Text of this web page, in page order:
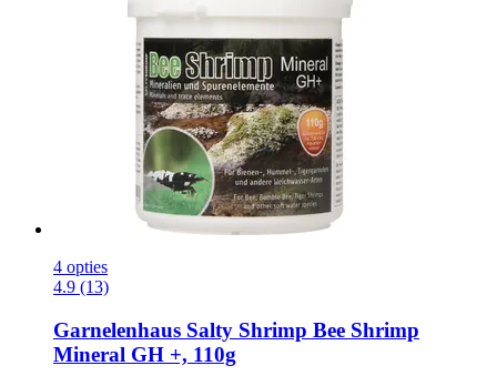
4 opties
4.9 (13)
Garnelenhaus Salty Shrimp Bee Shrimp
Mineral GH +, 110g